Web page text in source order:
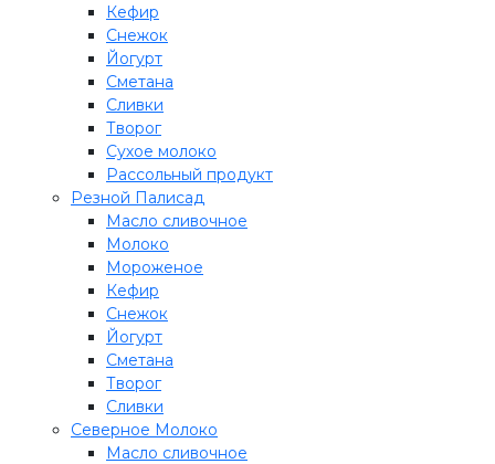
Кефир
Снежок
Йогурт
Сметана
Сливки
Творог
Сухое молоко
Рассольный продукт
Резной Палисад
Масло сливочное
Молоко
Мороженое
Кефир
Снежок
Йогурт
Сметана
Творог
Сливки
Северное Молоко
Масло сливочное